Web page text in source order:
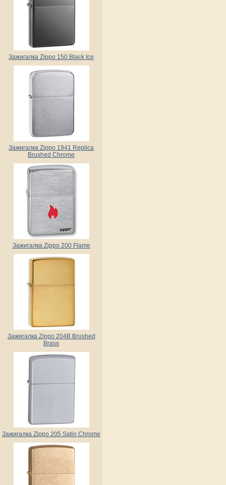
Зажигалка Zippo 150 Black Ice
Зажигалка Zippo 1941 Replica
Brushed Chrome
Зажигалка Zippo 200 Flame
Зажигалка Zippo 204B Brushed
Brass
Зажигалка Zippo 205 Satin Chrome